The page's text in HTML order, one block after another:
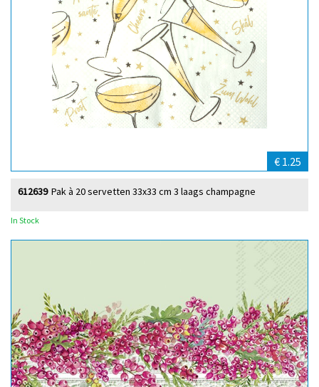
€ 1.25
Pak à 20 servetten 33x33 cm 3 laags champagne
612639
In Stock